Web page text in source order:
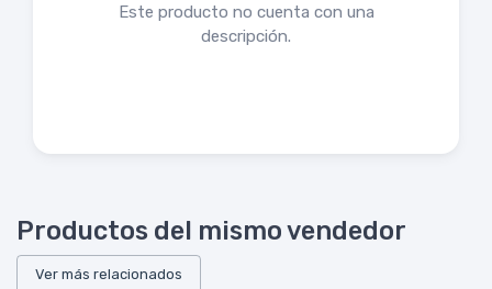
Este producto no cuenta con una
descripción.
Productos del mismo vendedor
Ver más relacionados